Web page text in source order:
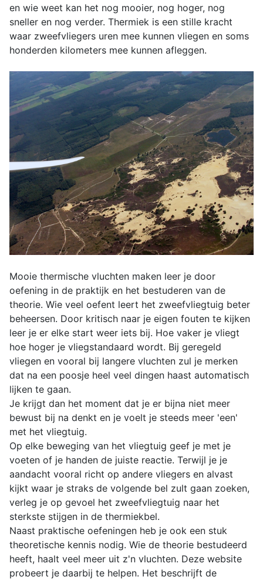
en wie weet kan het nog mooier, nog hoger, nog
sneller en nog verder. Thermiek is een stille kracht
waar zweefvliegers uren mee kunnen vliegen en soms
honderden kilometers mee kunnen afleggen.
Mooie thermische vluchten maken leer je door
oefening in de praktijk en het bestuderen van de
theorie. Wie veel oefent leert het zweefvliegtuig beter
beheersen. Door kritisch naar je eigen fouten te kijken
leer je er elke start weer iets bij. Hoe vaker je vliegt
hoe hoger je vliegstandaard wordt. Bij geregeld
vliegen en vooral bij langere vluchten zul je merken
dat na een poosje heel veel dingen haast automatisch
lijken te gaan.
Je krijgt dan het moment dat je er bijna niet meer
bewust bij na denkt en je voelt je steeds meer 'een'
met het vliegtuig.
Op elke beweging van het vliegtuig geef je met je
voeten of je handen de juiste reactie. Terwijl je je
aandacht vooral richt op andere vliegers en alvast
kijkt waar je straks de volgende bel zult gaan zoeken,
verleg je op gevoel het zweefvliegtuig naar het
sterkste stijgen in de thermiekbel.
Naast praktische oefeningen heb je ook een stuk
theoretische kennis nodig. Wie de theorie bestudeerd
heeft, haalt veel meer uit z'n vluchten. Deze website
probeert je daarbij te helpen. Het beschrijft de